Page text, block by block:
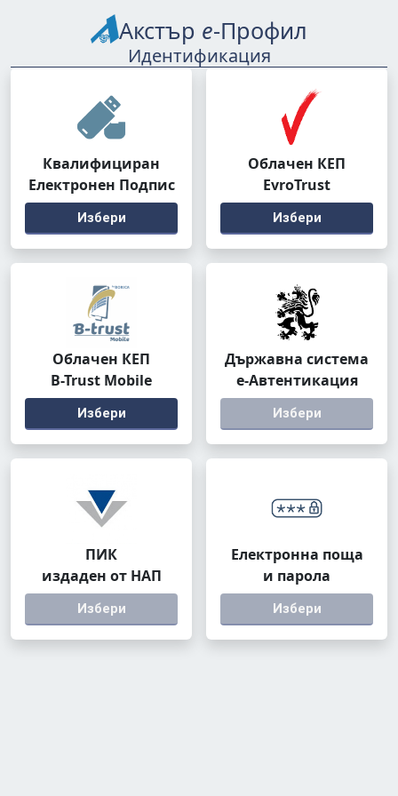
Акстър е-Профил
Идентификация
Квалифициран
Електронен Подпис
Избери
Облачен КЕП
EvroTrust
Избери
Облачен КЕП
B-Trust Mobile
Избери
Държавна система
е-Автентикация
Избери
ПИК
издаден от НАП
Избери
Електронна поща
и парола
Избери